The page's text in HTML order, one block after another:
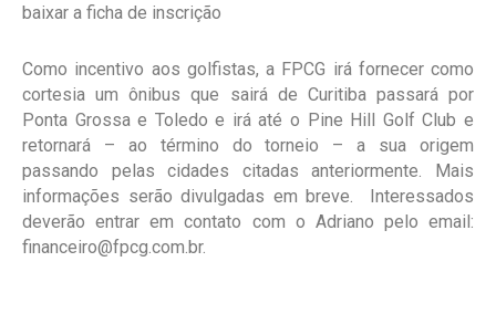
baixar a ficha de inscrição
Como incentivo aos golfistas, a FPCG irá fornecer como
cortesia um ônibus que sairá de Curitiba passará por
Ponta Grossa e Toledo e irá até o Pine Hill Golf Club e
retornará – ao término do torneio – a sua origem
passando pelas cidades citadas anteriormente. Mais
informações serão divulgadas em breve. Interessados
deverão entrar em contato com o Adriano pelo email:
financeiro@fpcg.com.br.